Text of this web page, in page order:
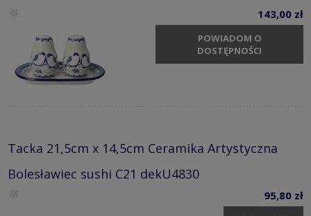
143,00 zł
POWIADOM O
DOSTĘPNOŚCI
Tacka 21,5cm x 14,5cm Ceramika Artystyczna
Bolesławiec sushi C21 dekU4830
95,80 zł